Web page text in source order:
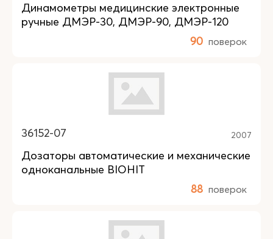
Динамометры медицинские электронные
ручные ДМЭР-30, ДМЭР-90, ДМЭР-120
90 поверок
36152-07 2007
Дозаторы автоматические и механические
одноканальные BIOHIT
88 поверок